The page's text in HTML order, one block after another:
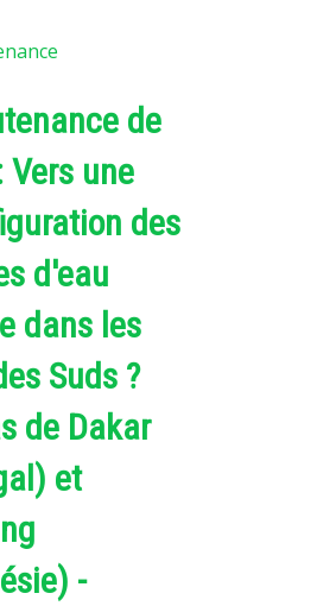
de
Vers une
des
d'eau
dans les
Suds ?
de Dakar
et
-